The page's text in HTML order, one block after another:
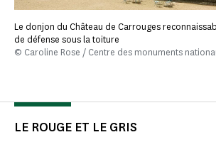
Le donjon du Château de Carrouges
de défense sous la toiture
© Caroline Rose / Centre des monuments
LE ROUGE ET LE GRIS